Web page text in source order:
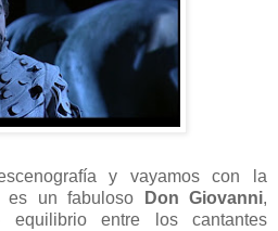
y vayamos con la
un fabuloso Don Giovanni,
equilibrio entre los cantantes